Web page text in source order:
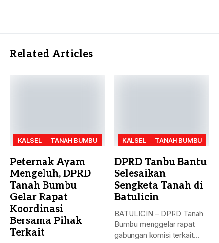
Related Articles
KALSEL TANAH BUMBU
Peternak Ayam
Mengeluh, DPRD
Tanah Bumbu
Gelar Rapat
Koordinasi
Bersama Pihak
Terkait
KALSEL TANAH BUMBU
DPRD Tanbu Bantu
Selesaikan
Sengketa Tanah di
Batulicin
BATULICIN – DPRD Tanah
Bumbu menggelar rapat
gabungan komisi terkait